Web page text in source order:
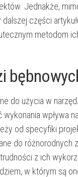
Jednakże,
części
metodom
do użycia w
wykonania
od specyfiki
do różnorodnych
z ich
w którym są